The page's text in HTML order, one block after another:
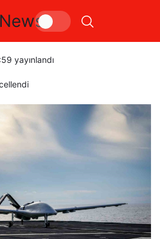
güç gösterisi
yayınlandı